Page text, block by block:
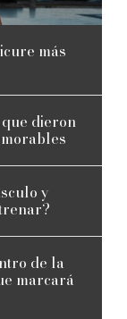
más
dieron
y
de la
marcará